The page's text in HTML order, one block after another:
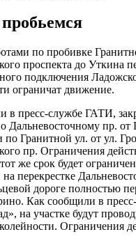
по пробивке
проспекта до Уткина
подключения
ограничат движение.
в пресс-службе ГАТИ,
Дальневосточному пр. от
по Гранитной ул. от ул.
пр. Ограничения
же срок будет
на перекрестке
дороге полностью
Как сообщили в
на участке будут
Ограничения